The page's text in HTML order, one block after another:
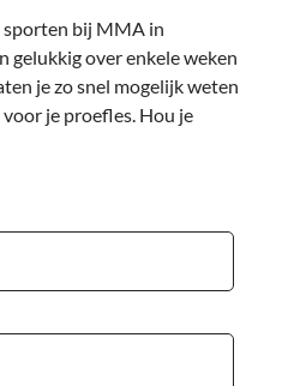
sporten bij MMA in
gelukkig over enkele weken
je zo snel mogelijk weten
je proefles. Hou je